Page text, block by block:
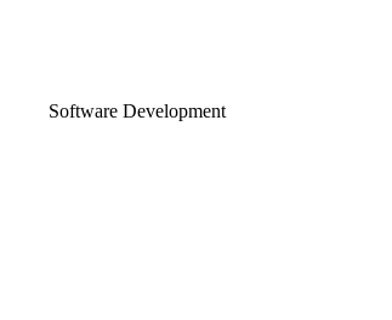
Software Development